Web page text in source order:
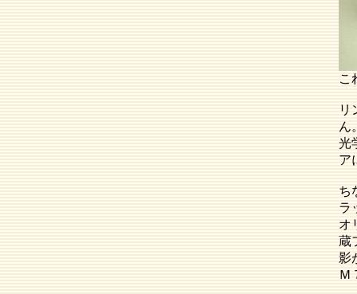
こ
リ
ん
光
ア
ち
ラ
オ
蔵
影
Ｍ